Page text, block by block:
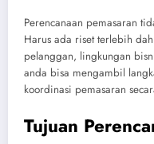
Perencanaan pemasaran
Harus ada riset terlebih
pelanggan, lingkungan
anda bisa mengambil
koordinasi pemasaran
Tujuan